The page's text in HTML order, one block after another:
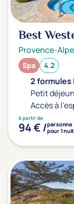
Best
Provence-
Spa 4.2
2
Petit
Accès à
à partir de
94 € /personne
pour 1 nuit